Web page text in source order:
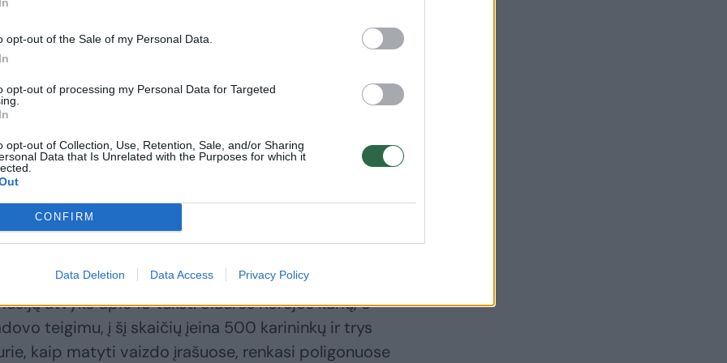
opt-out of the Sale of my Personal Data.
opt-out of processing my Personal Data for Targeted
opt-out of Collection, Use, Retention, Sale, and/or Sharing
Data that Is Unrelated with the Purposes for which it
CONFIRM
Data Deletion Data Access Privacy Policy
šios keblios padėties. Ji pradėjo Ukrainos
bepiločius lėktuvus ir valdomąsias bombas –
naudodama nedideles pėstininkų grupes.
Vladimiras Putinas kreipėsi į naują ir
– Šiaurės Korėjos karius, kuriuos atsiuntė
Jong Unas.
atvyko apie 10 tūkst. Šiaurės Korėjos karių, o
teigimu, į šį skaičių įeina 500 karininkų ir trys
kaip matyti vaizdo įrašuose, renkasi poligonuose